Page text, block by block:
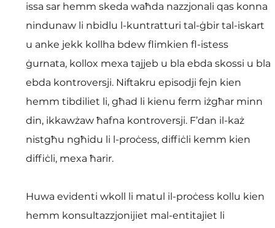
issa sar hemm skeda waħda nazzjonali qas konna
nindunaw li nbidlu l-kuntratturi tal-ġbir tal-iskart
u anke jekk kollha bdew flimkien fl-istess
ġurnata, kollox mexa tajjeb u bla ebda skossi u bla
ebda kontroversji. Niftakru episodji fejn kien
hemm tibdiliet li, għad li kienu ferm iżgħar minn
din, ikkawżaw ħafna kontroversji. F’dan il-każ
nistgħu ngħidu li l-proċess, diffiċli kemm kien
diffiċli, mexa ħarir.
Huwa evidenti wkoll li matul il-proċess kollu kien
hemm konsultazzjonijiet mal-entitajiet li